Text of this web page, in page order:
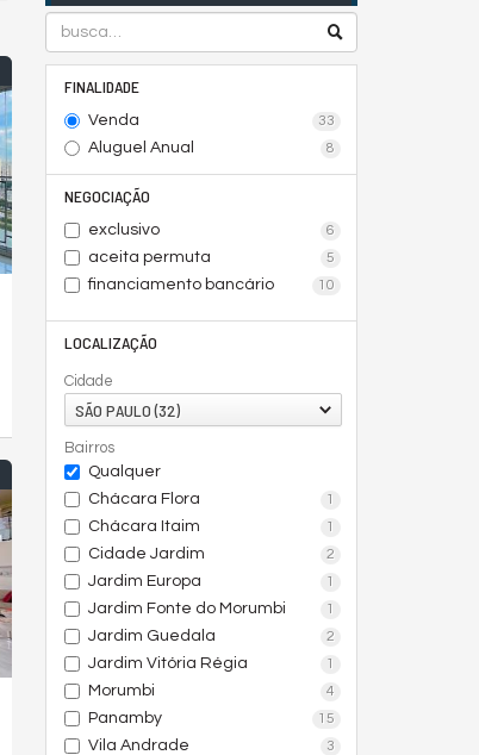
FINALIDADE
Venda 33
Aluguel Anual 8
NEGOCIAÇÃO
exclusivo 6
aceita permuta 5
financiamento bancário 10
LOCALIZAÇÃO
Cidade
SÃO PAULO (32)
Bairros
Qualquer
Chácara Flora
1
Chácara Itaim 1
Cidade Jardim 2
Jardim Europa 1
Jardim Fonte do Morumbi 1
Jardim Guedala 2
Jardim Vitória Régia 1
Morumbi 4
Panamby 15
Vila Andrade 3